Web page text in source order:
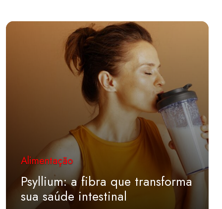
Alimentação
Psyllium: a fibra que transforma
sua saúde intestinal